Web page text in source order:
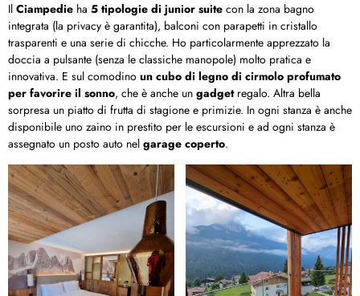
Il Ciampedie ha 5 tipologie di junior suite con la zona bagno
integrata (la privacy è garantita), balconi con parapetti in cristallo
trasparenti e una serie di chicche. Ho particolarmente apprezzato la
doccia a pulsante (senza le classiche manopole) molto pratica e
innovativa. E sul comodino un cubo di legno di cirmolo profumato
per favorire il sonno, che è anche un gadget regalo. Altra bella
sorpresa un piatto di frutta di stagione e primizie. In ogni stanza è anche
disponibile uno zaino in prestito per le escursioni e ad ogni stanza è
assegnato un posto auto nel garage coperto.